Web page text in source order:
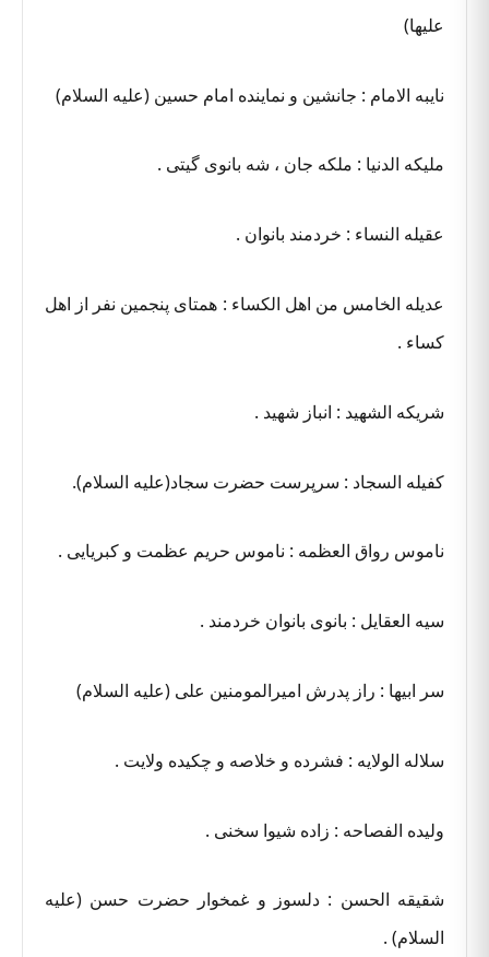
علیها)
نایبه الامام : جانشین و نماینده امام حسین (علیه السلام)
ملیکه الدنیا : ملکه جان ، شه بانوی گیتی .
عقیله النساء : خردمند بانوان .
عدیله الخامس من اهل الکساء : همتای پنجمین نفر از اهل
کساء .
شریکه الشهید : انباز شهید .
کفیله السجاد : سرپرست حضرت سجاد(علیه السلام).
ناموس رواق العظمه : ناموس حریم عظمت و کبریایی .
سیه العقایل : بانوی بانوان خردمند .
سر ابیها : راز پدرش امیرالمومنین علی (علیه السلام)
سلاله الولایه : فشرده و خلاصه و چکیده ولایت .
ولیده الفصاحه : زاده شیوا سخنی .
شقیقه الحسن : دلسوز و غمخوار حضرت حسن (علیه
السلام) .